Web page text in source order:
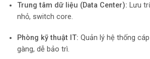
Trung tâm dữ liệu (Data Center): Lưu
nhỏ, switch core.
Phòng kỹ thuật IT: Quản lý hệ thống
gàng, dễ bảo trì.